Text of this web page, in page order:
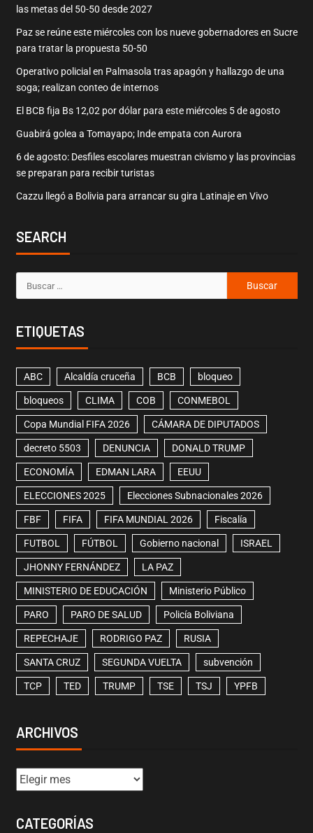
las metas del 50-50 desde 2027
Paz se reúne este miércoles con los nueve gobernadores en Sucre
para tratar la propuesta 50-50
Operativo policial en Palmasola tras apagón y hallazgo de una
soga; realizan conteo de internos
El BCB fija Bs 12,02 por dólar para este miércoles 5 de agosto
Guabirá golea a Tomayapo; Inde empata con Aurora
6 de agosto: Desfiles escolares muestran civismo y las provincias
se preparan para recibir turistas
Cazzu llegó a Bolivia para arrancar su gira Latinaje en Vivo
SEARCH
ETIQUETAS
ABC Alcaldía cruceña BCB bloqueo
bloqueos CLIMA COB CONMEBOL
Copa Mundial FIFA 2026 CÁMARA DE DIPUTADOS
decreto 5503 DENUNCIA DONALD TRUMP
ECONOMÍA EDMAN LARA EEUU
ELECCIONES 2025 Elecciones Subnacionales 2026
FBF FIFA FIFA MUNDIAL 2026 Fiscalía
FUTBOL FÚTBOL Gobierno nacional ISRAEL
JHONNY FERNÁNDEZ LA PAZ
MINISTERIO DE EDUCACIÓN Ministerio Público
PARO PARO DE SALUD Policía Boliviana
REPECHAJE RODRIGO PAZ RUSIA
SANTA CRUZ SEGUNDA VUELTA subvención
TCP TED TRUMP TSE TSJ YPFB
ARCHIVOS
CATEGORÍAS